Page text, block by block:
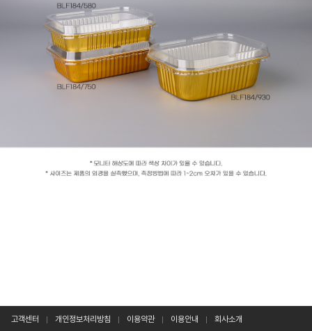
고객센터 개인정보처리방침 이용약관 이용안내 회사소개